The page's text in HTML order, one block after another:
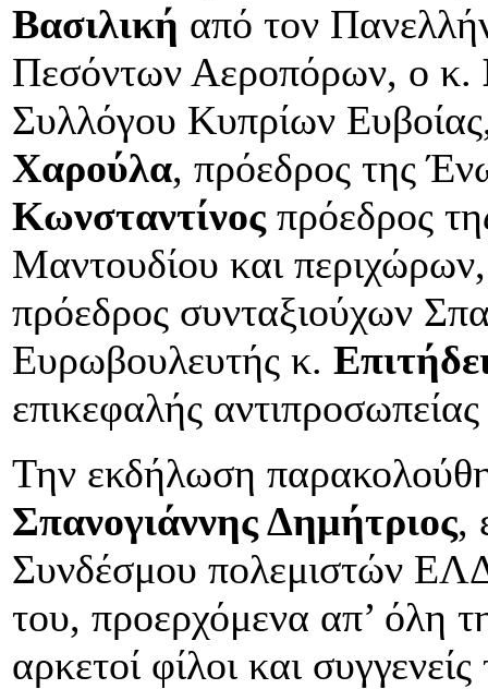
Βασιλική από τον
Πεσόντων Αεροπόρων, ο κ.
Συλλόγου Κυπρίων
Χαρούλα, πρόεδρος της
Κωνσταντίνος πρόεδρος
Μαντουδίου και
πρόεδρος συνταξιούχων
Ευρωβουλευτής κ.
επικεφαλής
Την εκδήλωση
Σπανογιάννης Δημήτριος,
Συνδέσμου πολεμιστών
του, προερχόμενα απ’ όλη
αρκετοί φίλοι και